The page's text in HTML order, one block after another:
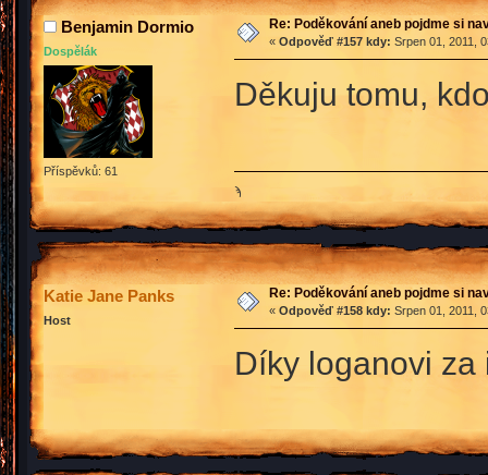
Benjamin Dormio
Dospělák
Příspěvků: 61
Re: Poděkování aneb pojdme si
« Odpověď #157 kdy: Srpen 01, 2011,
Děkuju tomu,
ϡ
Katie Jane Panks
Host
Re: Poděkování aneb pojdme si
« Odpověď #158 kdy: Srpen 01, 2011,
Díky loganovi